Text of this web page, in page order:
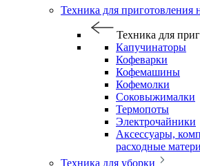
Техника для приготовления
Техника для
Капучинаторы
Кофеварки
Кофемашины
Кофемолки
Соковыжималки
Термопоты
Электрочайники
Аксессуары,
расходные
Техника для уборки